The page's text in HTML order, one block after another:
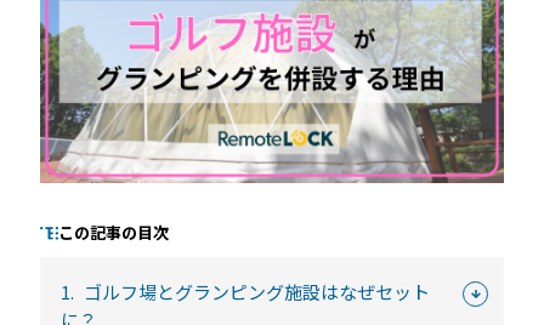
この記事の目次
1. ゴルフ場とグランピング施設はなぜセット
に？
セミナー
RemoteLOCKの活用術や業界別の最新事例をご紹介など、不
定期で開催しています。
常時公開中